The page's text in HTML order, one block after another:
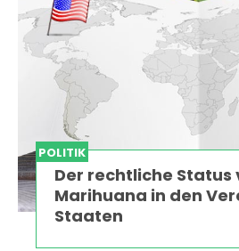
POLITIK
Der rechtliche Status
Marihuana in den
Staaten